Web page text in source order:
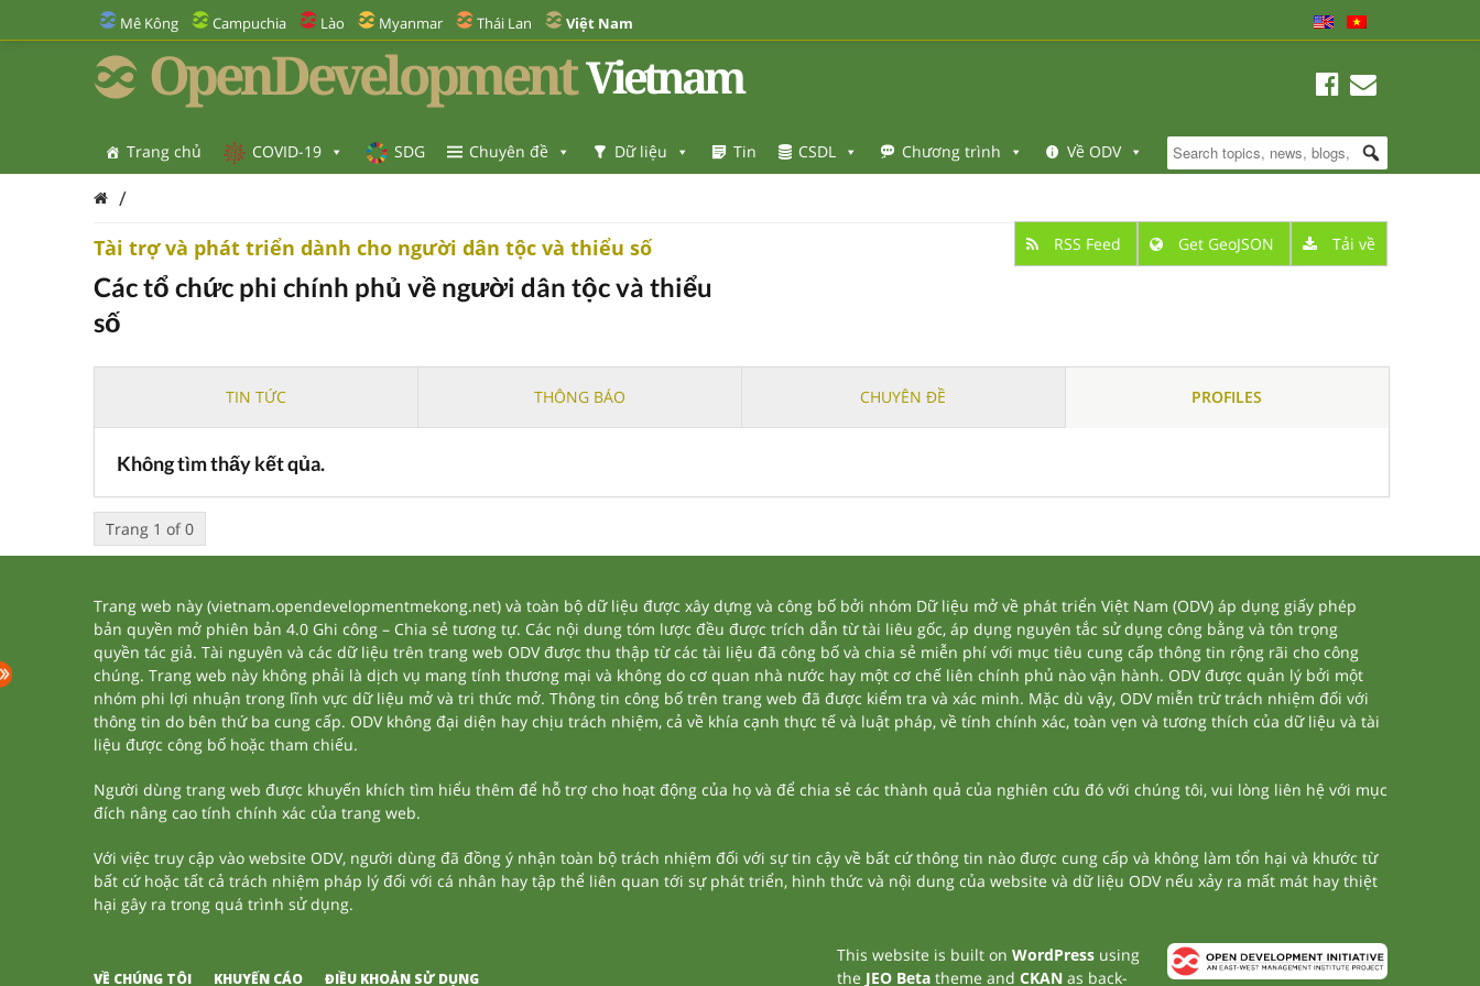
Mê Kông Campuchia Lào Myanmar Thái Lan Việt Nam
OpenDevelopment Vietnam
Trang chủ COVID-19 SDG Chuyên đề Dữ liệu Tin CSDL Chương trình Về ODV
/
Tài trợ và phát triển dành cho người dân tộc và thiểu số
Các tổ chức phi chính phủ về người dân tộc và thiểu
số
RSS Feed Get GeoJSON Tải về
TIN TỨC THÔNG BÁO CHUYÊN ĐỀ PROFILES
Không tìm thấy kết qủa.
Trang 1 of 0
Trang web này (vietnam.opendevelopmentmekong.net) và toàn bộ dữ liệu được xây dựng và công bố bởi nhóm Dữ liệu mở về phát triển Việt Nam (ODV) áp dụng giấy phép
bản quyền mở phiên bản 4.0 Ghi công – Chia sẻ tương tự. Các nội dung tóm lược đều được trích dẫn từ tài liêu gốc, áp dụng nguyên tắc sử dụng công bằng và tôn trọng
quyền tác giả. Tài nguyên và các dữ liệu trên trang web ODV được thu thập từ các tài liệu đã công bố và chia sẻ miễn phí với mục tiêu cung cấp thông tin rộng rãi cho công
chúng. Trang web này không phải là dịch vụ mang tính thương mại và không do cơ quan nhà nước hay một cơ chế liên chính phủ nào vận hành. ODV được quản lý bởi một
nhóm phi lợi nhuận trong lĩnh vực dữ liệu mở và tri thức mở. Thông tin công bố trên trang web đã được kiểm tra và xác minh. Mặc dù vậy, ODV miễn trừ trách nhiệm đối với
thông tin do bên thứ ba cung cấp. ODV không đại diện hay chịu trách nhiệm, cả về khía cạnh thực tế và luật pháp, về tính chính xác, toàn vẹn và tương thích của dữ liệu và tài
liệu được công bố hoặc tham chiếu.
Người dùng trang web được khuyến khích tìm hiểu thêm để hỗ trợ cho hoạt động của họ và để chia sẻ các thành quả của nghiên cứu đó với chúng tôi, vui lòng liên hệ với mục
đích nâng cao tính chính xác của trang web.
Với việc truy cập vào website ODV, người dùng đã đồng ý nhận toàn bộ trách nhiệm đối với sự tin cậy về bất cứ thông tin nào được cung cấp và không làm tổn hại và khước từ
bất cứ hoặc tất cả trách nhiệm pháp lý đối với cá nhân hay tập thể liên quan tới sự phát triển, hình thức và nội dung của website và dữ liệu ODV nếu xảy ra mất mát hay thiệt
hại gây ra trong quá trình sử dụng.
VỀ CHÚNG TÔI KHUYẾN CÁO ĐIỀU KHOẢN SỬ DỤNG
This website is built on WordPressusing
the JEO Betatheme and CKANas back-